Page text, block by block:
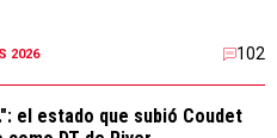
2026 102
el estado que subió Coudet